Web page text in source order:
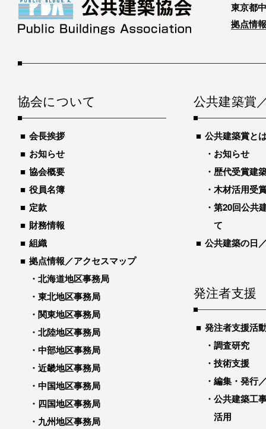
東京都
拠点情
協会について
会長挨拶
お知らせ
協会概要
役員名簿
定款
財務情報
組織
拠点情報／アクセスマップ
北海道地区事務局
東北地区事務局
関東地区事務局
北陸地区事務局
中部地区事務局
近畿地区事務局
中国地区事務局
四国地区事務局
九州地区事務局
公共建築賞
公共建築賞と
お知らせ
歴代受賞建
木材活用受
第20回公共
て
公共建築の日
発注者支援
発注者支援活
調査研究
技術支援
編集・発行
公共建築工
活用